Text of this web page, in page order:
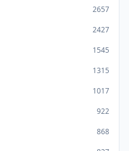
2657
2427
1545
1315
1017
922
868